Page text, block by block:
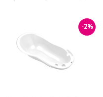
dětského pokoje. Díky
protiskluzové úpravě nočník
pevně drží a neklouže.
Vlastnosti: - Protiskluzová
úprava po celém obvodu -
-2%